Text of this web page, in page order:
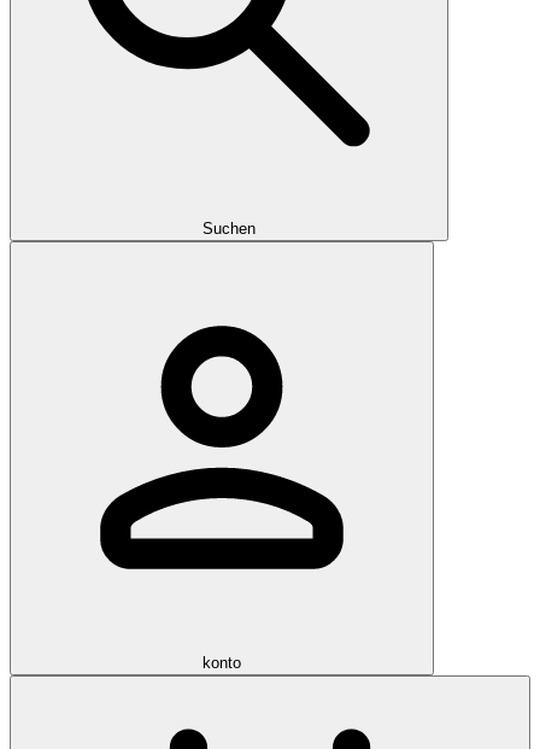
Suchen
konto